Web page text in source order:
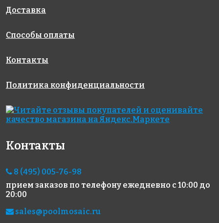
Доставка
Способы оплаты
Контакты
Политика конфиденциальности
Контакты
8 (495) 005-76-98
прием заказов по телефону ежедневно с 10:00 до
20:00
sales@poolmosaic.ru